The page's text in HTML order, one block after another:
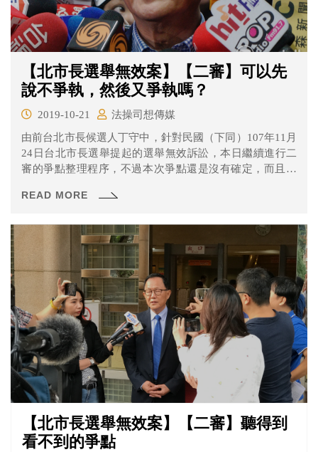
【北市長選舉無效案】【二審】可以先
說不爭執，然後又爭執嗎？
2019-10-21
法操司想傳媒
由前台北市長候選人丁守中，針對民國（下同）107年11月
24日台北市長選舉提起的選舉無效訴訟，本日繼續進行二
審的爭點整理程序，不過本次爭點還是沒有確定，而且中
READ MORE
【北市長選舉無效案】【二審】聽得到
看不到的爭點